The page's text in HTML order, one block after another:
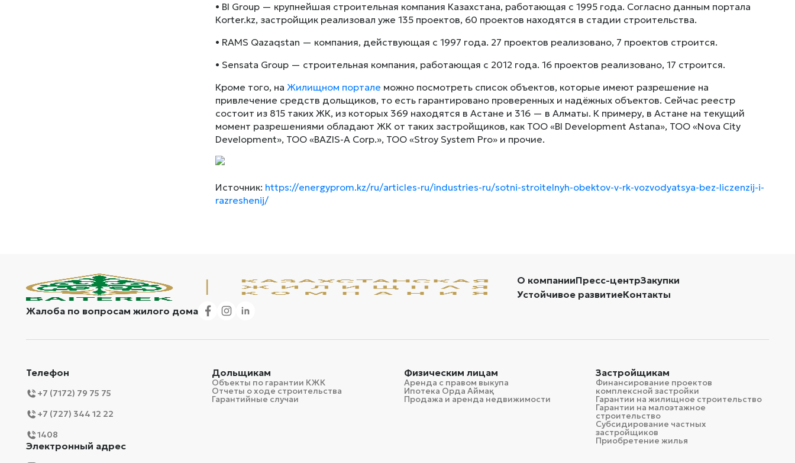
• BI Group — крупнейшая строительная компания Казахстана, работающая с 1995 года. Согласно данным портала
Кorter.kz, застройщик реализовал уже 135 проектов, 60 проектов находятся в стадии строительства.
• RAMS Qazaqstan — компания, действующая с 1997 года. 27 проектов реализовано, 7 проектов строится.
• Sensata Group — строительная компания, работающая с 2012 года. 16 проектов реализовано, 17 строится.
Кроме того, на Жилищном портале можно посмотреть список объектов, которые имеют разрешение на
привлечение средств дольщиков, то есть гарантировано проверенных и надёжных объектов. Сейчас реестр
состоит из 815 таких ЖК, из которых 369 находятся в Астане и 316 — в Алматы. К примеру, в Астане на текущий
момент разрешениями обладают ЖК от таких застройщиков, как ТОО «BI Development Astana», ТОО «Nova City
Development», ТОО «BAZIS-A Corp.», ТОО «Stroy System Pro» и прочие.
Источник: https://energyprom.kz/ru/articles-ru/industries-ru/sotni-stroitelnyh-obektov-v-rk-vozvodyatsya-bez-liczenzij-i-
razreshenij/
О компанииПресс-центрЗакупки
Устойчивое развитиеКонтакты
Жалоба по вопросам жилого дома
Телефон
+7 (7172) 79 75 75
+7 (727) 344 12 22
1408
Электронный адрес
Дольщикам
Объекты по гарантии КЖК
Отчеты о ходе строительства
Гарантийные случаи
Физическим лицам
Аренда с правом выкупа
Ипотека Орда Аймақ
Продажа и аренда недвижимости
Застройщикам
Финансирование проектов
комплексной застройки
Гарантии на жилищное строительство
Гарантии на малоэтажное
строительство
Субсидирование частных
застройщиков
Приобретение жилья